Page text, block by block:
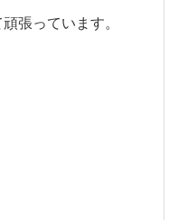
張っています。